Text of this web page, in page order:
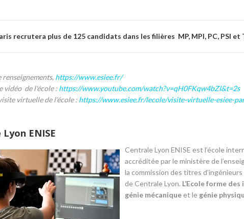
recrutera plus de 125 candidats dans les filières MP, MPI, PC, PSI et
renseignements, https://www.esiee.fr/
vidéo de l'école : https://www.youtube.com/watch?v=qH0FKqw4bZI&t=2s
virtuelle de l’école : https://www.esiee.fr/lecole/visite-virtuelle-esiee-
ENISE
Centrale Lyon ENISE est l’école
accréditée par le ministère de
la commission des titres
de Centrale Lyon. L’Ecole forme
génie mécanique et legénie